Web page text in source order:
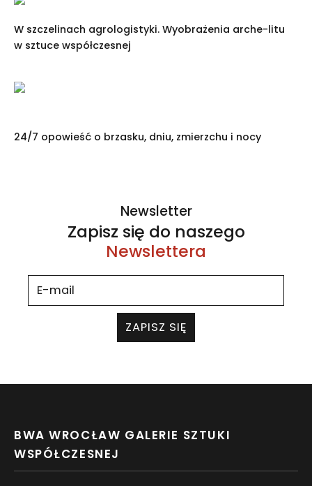
W szczelinach agrologistyki. Wyobrażenia arche-litu
w sztuce współczesnej
24/7 opowieść o brzasku, dniu, zmierzchu i nocy
Newsletter
Zapisz się do naszego
Newslettera
ZAPISZ SIĘ
BWA WROCŁAW GALERIE SZTUKI
WSPÓŁCZESNEJ